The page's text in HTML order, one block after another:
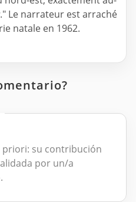
Le narrateur est arraché
natale en 1962.
priori: su contribución
por un/a